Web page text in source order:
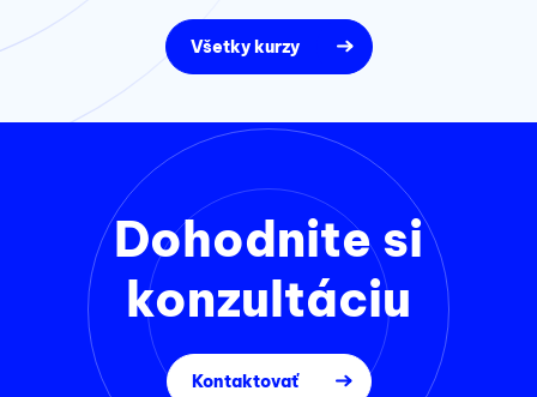
Všetky kurzy
Dohodnite si
konzultáciu
Kontaktovať